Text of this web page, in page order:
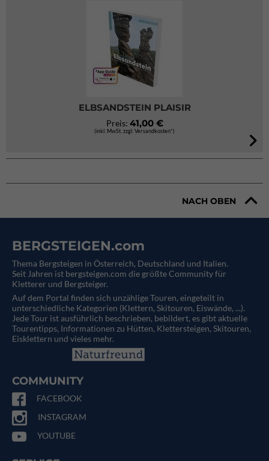
ELBSANDSTEIN PLAISIR
Preis: 41,00 €
(inkl. MwSt. zzgl. Versandkosten*)
NACH OBEN
BERGSTEIGEN.com
Thema Bergsteigen in Österreich, Deutschland und Italien.
Seit Jahren ist bergsteigen.com die größte Community für
Kletterer und Bergsteiger.
Auf dem Portal finden sich unzählige Touren, eingeteilt in
unterschiedliche Kategorien (Klettern, Skitouren, Eiswände, ...).
Jede Tour ist ausführlich beschrieben, bebildert, es gibt aktuelle
Tourentipps, Informationen zu Hütten, Klettersteigen, Skitouren,
Eisklettern und vieles mehr.
COMMUNITY
FACEBOOK
INSTAGRAM
YOUTUBE